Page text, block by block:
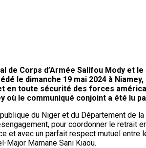
de Corps d’Armée Salifou Mody
le dimanche 19 mai 2024 à
toute sécurité des forces
où le communiqué conjoint a été lu
du Niger et du Département de
pour coordonner le
avec un parfait respect mutuel
Major Mamane Sani Kiaou.